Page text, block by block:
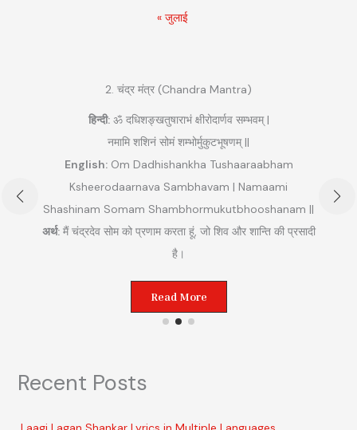
« जुलाई
2. चंद्र मंत्र (Chandra Mantra)
हिन्दी:ॐ दधिशङ्खतुषाराभं क्षीरोदार्णव सम्भवम् |
नमामि शशिनं सोमं शम्भोर्मुकुटभूषणम् ||
English:Om Dadhishankha Tushaaraabham
Ksheerodaarnava Sambhavam | Namaami
Shashinam Somam Shambhormukutbhooshanam ||
अर्थ:मैं चंद्रदेव सोम को प्रणाम करता हूं, जो शिव और शान्ति की प्रसादी
है।
Read More
Recent Posts